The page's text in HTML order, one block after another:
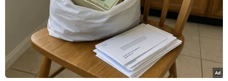
#Thời sự trong ngày
#VietnamPlus Bỉ
Theo dõi VietnamPlus